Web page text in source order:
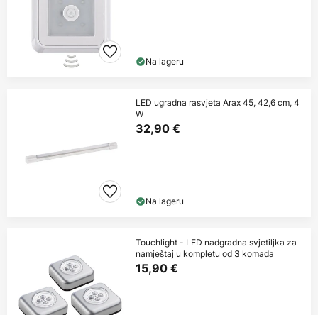
Na lageru
LED ugradna rasvjeta Arax 45, 42,6 cm, 4
W
32,90 €
Na lageru
Touchlight - LED nadgradna svjetiljka za
namještaj u kompletu od 3 komada
15,90 €